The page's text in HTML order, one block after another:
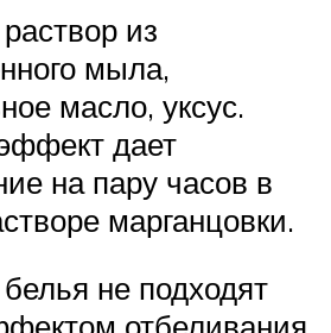
из
мыла,
масло, уксус.
дает
на пару часов в
марганцовки.
не подходят